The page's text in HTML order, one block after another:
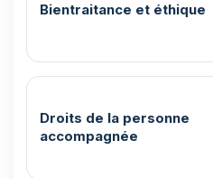
Bientraitance et éthique
Droits de la personne
accompagnée